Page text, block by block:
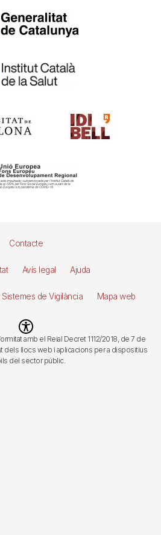
Contacte
Avís legal Ajuda
de Vigilància Mapa web
Imagen
amb el Reial Decret 1112/2018, de 7 de
dels llocs web i aplicacions per a dispositius
del sector públic.